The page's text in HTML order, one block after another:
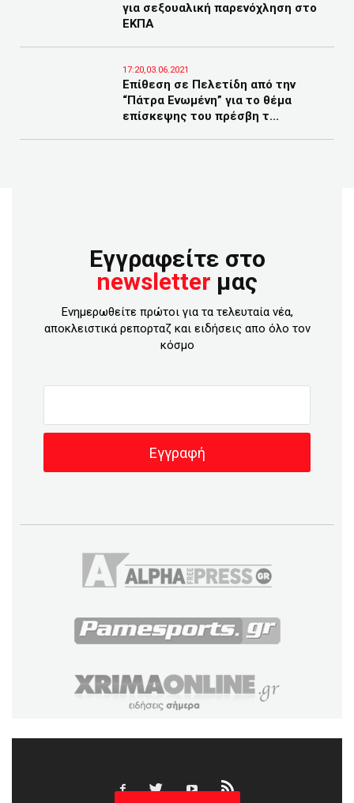
για σεξουαλική παρενόχληση στο
ΕΚΠΑ
17:20,03.06.2021
Επίθεση σε Πελετίδη από την
“Πάτρα Ενωμένη” για το θέμα
επίσκεψης του πρέσβη τ...
Εγγραφείτε στο
newsletter μας
Ενημερωθείτε πρώτοι για τα τελευταία νέα,
αποκλειστικά ρεπορταζ και ειδήσεις απο όλο τον
κόσμο